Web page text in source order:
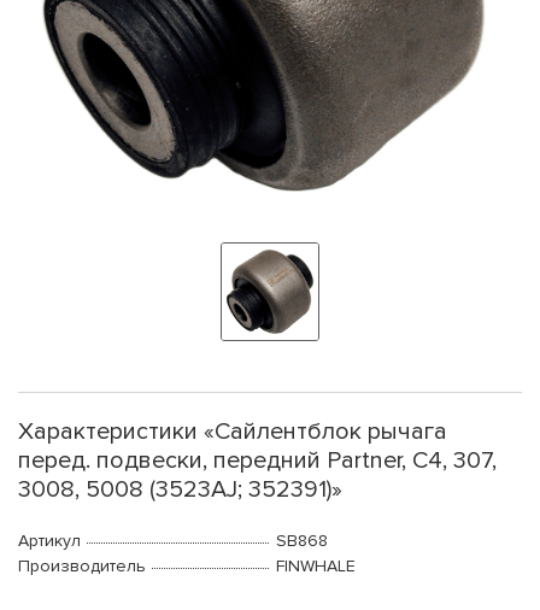
Характеристики «Сайлентблок рычага
перед. подвески, передний Partner, C4, 307,
3008, 5008 (3523AJ; 352391)»
Артикул
SB868
Производитель
FINWHALE